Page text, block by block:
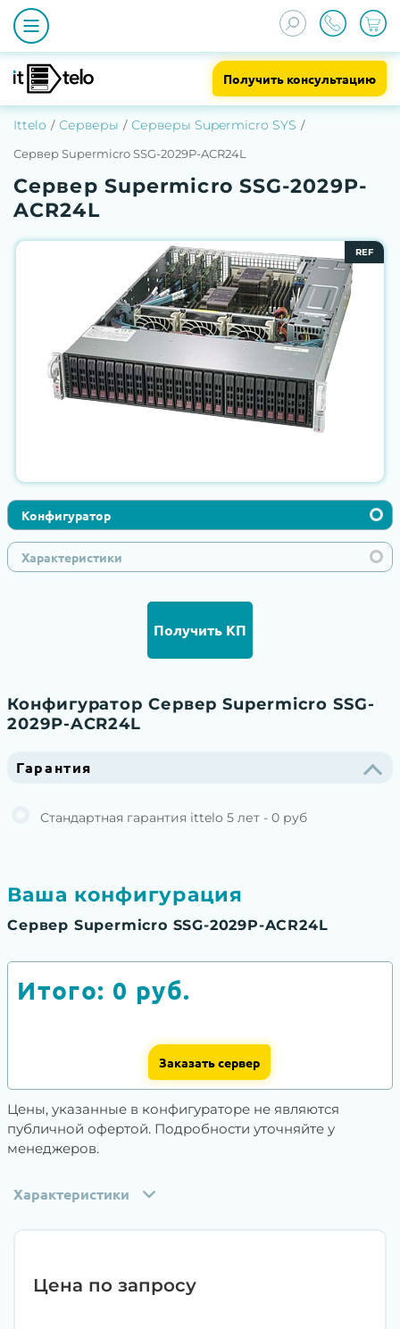
Получить консультацию
Ittelo Серверы Серверы Supermicro SYS
Сервер Supermicro SSG-2029P-ACR24L
Сервер Supermicro SSG-2029P-
ACR24L
REF
Конфигуратор
Характеристики
Получить КП
Конфигуратор Сервер Supermicro SSG-
2029P-ACR24L
Гарантия
Стандартная гарантия ittelo 5 лет - 0 руб
Ваша конфигурация
Сервер Supermicro SSG-2029P-ACR24L
Итого: 0 руб.
Заказать сервер
Цены, указанные в конфигураторе не являются
публичной офертой. Подробности уточняйте у
менеджеров.
Характеристики
Цена по запросу